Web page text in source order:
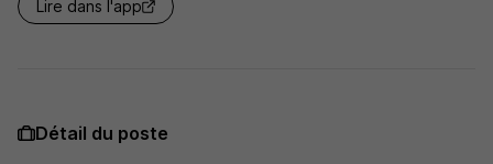
Lire dans l'app
Détail du poste